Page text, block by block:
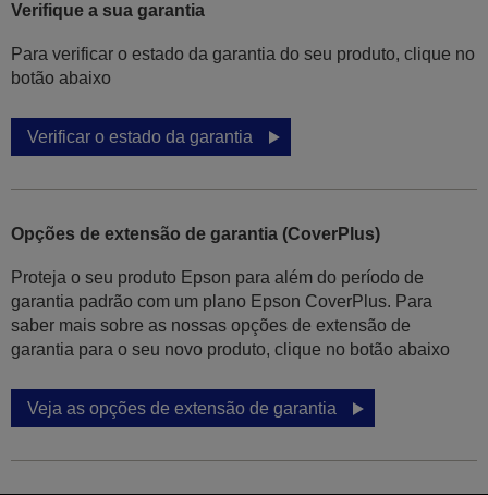
Verifique a sua garantia
Para verificar o estado da garantia do seu produto, clique no
botão abaixo
Verificar o estado da garantia
Opções de extensão de garantia (CoverPlus)
Proteja o seu produto Epson para além do período de
garantia padrão com um plano Epson CoverPlus. Para
saber mais sobre as nossas opções de extensão de
garantia para o seu novo produto, clique no botão abaixo
Veja as opções de extensão de garantia